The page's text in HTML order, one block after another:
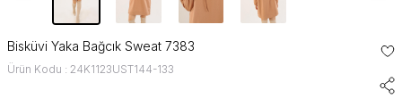
Bisküvi Yaka Bağcık Sweat 7383
Ürün Kodu : 24K1123UST144-133